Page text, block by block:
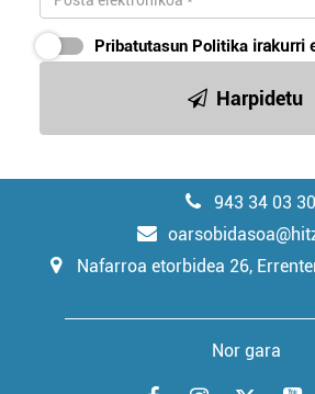
Pribatutasun Politika irakurri
Harpidetu
943 34 03 30
Nafarroa etorbidea 26,
Nor gara